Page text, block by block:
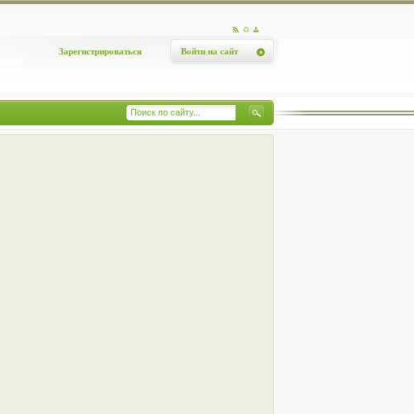
Войти на сайт
Зарегистрироваться